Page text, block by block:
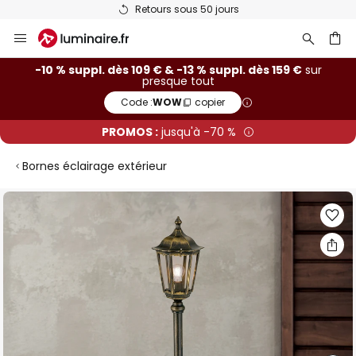
Retours sous 50 jours
Allez
au
contenu
-10 % suppl. dès 109 € & -13 % suppl. dès 159 €sur
presque tout
Code :WOW copier
PROMOS : jusqu'à -70 %
Bornes éclairage extérieur
Skip